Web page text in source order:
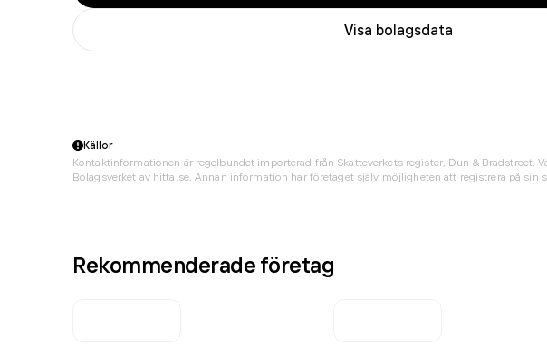
Visa bolagsdata
Källor
Kontaktinformationen är regelbundet importerad från Skatteverkets register, Dun & Bradstreet,
Bolagsverket av hitta.se. Annan information har företaget själv möjligheten att registrera på sin
Rekommenderade företag